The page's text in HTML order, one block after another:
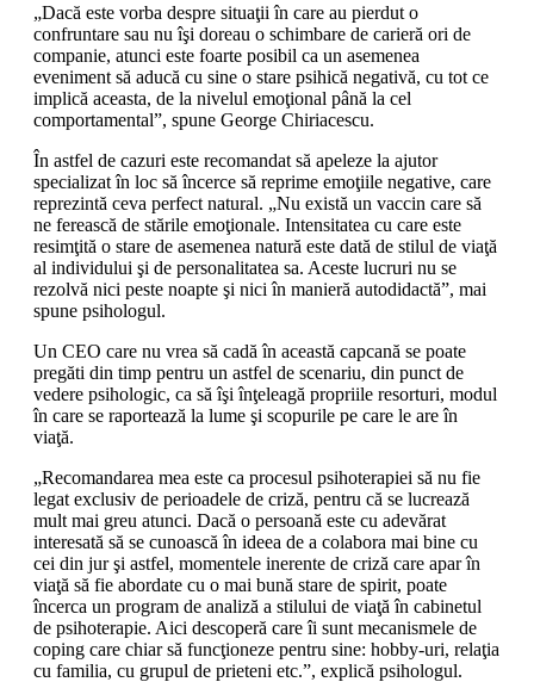
„Dacă este vorba despre situaţii în care au pierdut o
confruntare sau nu îşi doreau o schimbare de carieră ori de
companie, atunci este foarte posibil ca un asemenea
eveniment să aducă cu sine o stare psihică negativă, cu tot ce
implică aceasta, de la nivelul emoţional până la cel
comportamental”, spune George Chiriacescu.
În astfel de cazuri este recomandat să apeleze la ajutor
specializat în loc să încerce să reprime emoţii­le negative, care
reprezintă ceva perfect natural. „Nu există un vaccin care să
ne ferească de stările emoţionale. Intensitatea cu care este
resimţită o stare de asemenea natură este dată de stilul de viaţă
al individului şi de personalitatea sa. Aceste lucruri nu se
rezolvă nici peste noapte şi nici în manieră autodidactă”, mai
spune psihologul.
Un CEO care nu vrea să cadă în această capcană se poate
pregăti din timp pentru un astfel de scenariu, din punct de
vedere psihologic, ca să îşi înţeleagă propriile resorturi, modul
în care se raportează la lume şi scopurile pe care le are în
viaţă.
„Recomandarea mea este ca procesul psihoterapiei să nu fie
legat exclusiv de perioadele de criză, pentru că se lucrează
mult mai greu atunci. Dacă o persoană este cu adevărat
interesată să se cunoască în ideea de a colabora mai bine cu
cei din jur şi astfel, momentele inerente de criză care apar în
viaţă să fie abordate cu o mai bună stare de spirit, poate
încerca un program de analiză a stilului de viaţă în cabinetul
de psihoterapie. Aici descoperă care îi sunt mecanismele de
coping care chiar să funcţioneze pentru sine: hobby-uri, relaţia
cu familia, cu grupul de prieteni etc.”, explică psihologul.